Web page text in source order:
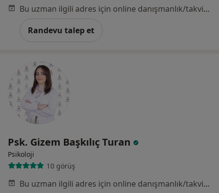
Bu uzman ilgili adres için online danışmanlık/takvim sunmuyor.
Randevu talep et
Psk. Gizem Başkılıç Turan
Psikoloji
10 görüş
Bu uzman ilgili adres için online danışmanlık/takvim sunmuyor.